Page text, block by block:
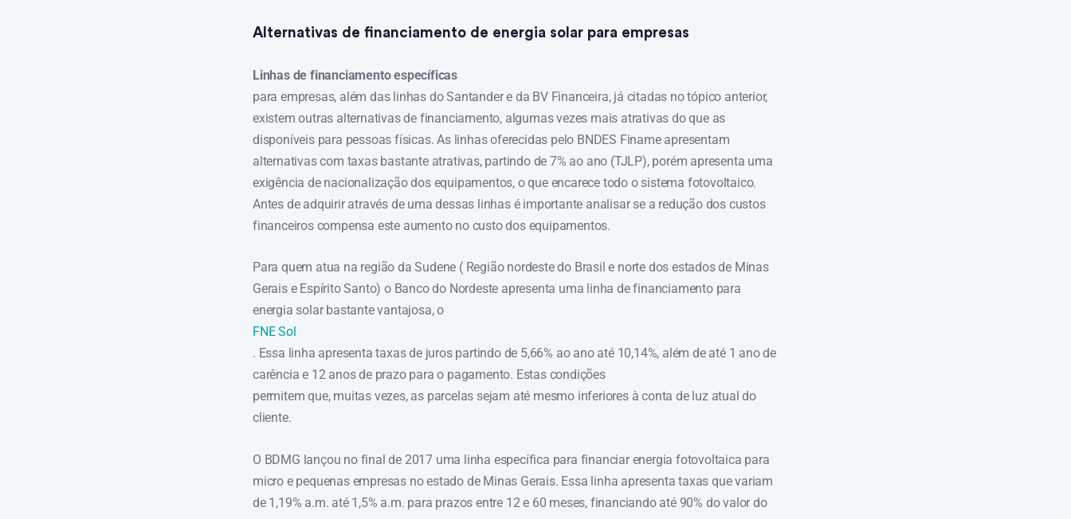
Alternativas de financiamento de energia solar para empresas
Linhas de financiamento específicas
para empresas, além das linhas do Santander e da BV Financeira, já citadas no tópico anterior,
existem outras alternativas de financiamento, algumas vezes mais atrativas do que as
disponíveis para pessoas físicas. As linhas oferecidas pelo BNDES Finame apresentam
alternativas com taxas bastante atrativas, partindo de 7% ao ano (TJLP), porém apresenta uma
exigência de nacionalização dos equipamentos, o que encarece todo o sistema fotovoltaico.
Antes de adquirir através de uma dessas linhas é importante analisar se a redução dos custos
financeiros compensa este aumento no custo dos equipamentos.
Para quem atua na região da Sudene ( Região nordeste do Brasil e norte dos estados de Minas
Gerais e Espírito Santo) o Banco do Nordeste apresenta uma linha de financiamento para
energia solar bastante vantajosa, o
FNE Sol
. Essa linha apresenta taxas de juros partindo de 5,66% ao ano até 10,14%, além de até 1 ano de
carência e 12 anos de prazo para o pagamento. Estas condições
permitem que, muitas vezes, as parcelas sejam até mesmo inferiores à conta de luz atual do
cliente.
O BDMG lançou no final de 2017 uma linha específica para financiar energia fotovoltaica para
micro e pequenas empresas no estado de Minas Gerais. Essa linha apresenta taxas que variam
de 1,19% a.m. até 1,5% a.m. para prazos entre 12 e 60 meses, financiando até 90% do valor do